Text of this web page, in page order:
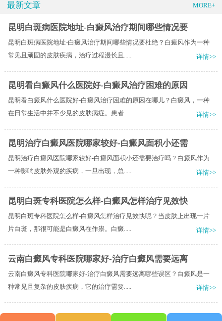
最新文章 MORE+
昆明白斑病医院地址-白癜风治疗期间哪些情况要
昆明白斑病医院地址-白癜风治疗期间哪些情况要杜绝？白癜风作为一种
常见且顽固的皮肤疾病，治疗过程漫长且.....
详情>>
昆明看白癜风什么医院好-白癜风治疗困难的原因
昆明看白癜风什么医院好-白癜风治疗困难的原因在哪儿？白癜风，一种
在日常生活中并不少见的皮肤病症。患者.....
详情>>
昆明治疗白癜风医院哪家较好-白癜风面积小还需
昆明治疗白癜风医院哪家较好-白癜风面积小还需要治疗吗？白癜风作为
一种影响皮肤外观的疾病，一旦出现，总.....
详情>>
昆明白斑专科医院怎么样-白癜风怎样治疗见效快
昆明白斑专科医院怎么样-白癜风怎样治疗见效快呢？当皮肤上出现一片
片白斑，那很可能是白癜风在作祟。白癜.....
详情>>
云南白癜风专科医院哪家好-治疗白癜风需要远离
云南白癜风专科医院哪家好-治疗白癜风需要远离哪些误区？白癜风是一
种常见且复杂的皮肤疾病，它的治疗需要.....
详情>>